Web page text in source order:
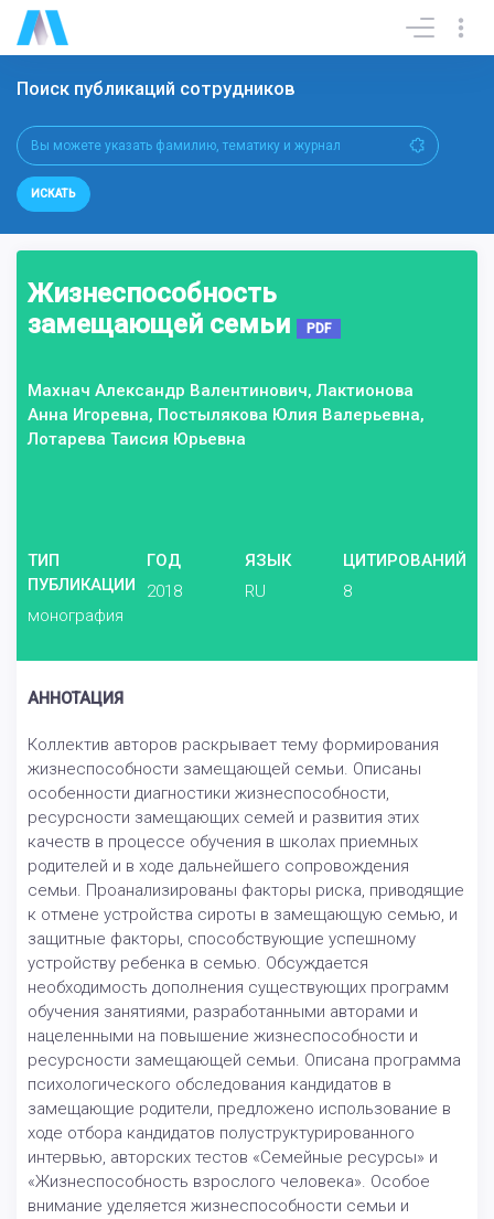
Поиск публикаций сотрудников
ИСКАТЬ
Жизнеспособность
замещающей семьи
PDF
Махнач Александр Валентинович, Лактионова
Анна Игоревна, Постылякова Юлия Валерьевна,
Лотарева Таисия Юрьевна
ТИП
ПУБЛИКАЦИИ
монография
ГОД
2018
ЯЗЫК
RU
ЦИТИРОВАНИЙ
8
АННОТАЦИЯ
Коллектив авторов раскрывает тему формирования
жизнеспособности замещающей семьи. Описаны
особенности диагностики жизнеспособности,
ресурсности замещающих семей и развития этих
качеств в процессе обучения в школах приемных
родителей и в ходе дальнейшего сопровождения
семьи. Проанализированы факторы риска, приводящие
к отмене устройства сироты в замещающую семью, и
защитные факторы, способствующие успешному
устройству ребенка в семью. Обсуждается
необходимость дополнения существующих программ
обучения занятиями, разработанными авторами и
нацеленными на повышение жизнеспособности и
ресурсности замещающей семьи. Описана программа
психологического обследования кандидатов в
замещающие родители, предложено использование в
ходе отбора кандидатов полуструктурированного
интервью, авторских тестов «Семейные ресурсы» и
«Жизнеспособность взрослого человека». Особое
внимание уделяется жизнеспособности семьи и